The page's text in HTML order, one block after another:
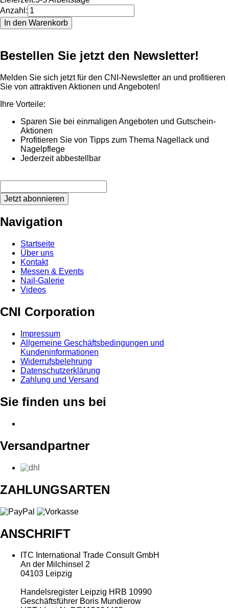
Anzahl:
Bestellen Sie jetzt den Newsletter!
Melden Sie sich jetzt für den CNI-Newsletter an und profitieren
Sie von attraktiven Aktionen und Angeboten!
Ihre Vorteile:
Sparen Sie bei einmaligen Angeboten und Gutschein-
Aktionen
Profitieren Sie von Tipps zum Thema Nagellack und
Nagelpflege
Jederzeit abbestellbar
Jetzt abonnieren
Navigation
Startseite
Über uns
Kontakt
Messen & Events
Nail-Galerie
Videos
CNI Corporation
Impressum
Allgemeine Geschäftsbedingungen und
Kundeninformationen
Widerrufsbelehrung
Datenschutzerklärung
Zahlung und Versand
Sie finden uns bei
Versandpartner
ZAHLUNGSARTEN
ANSCHRIFT
ITC International Trade Consult GmbH
An der Milchinsel 2
04103 Leipzig
Handelsregister Leipzig HRB 10990
Geschäftsführer Boris Mundierow